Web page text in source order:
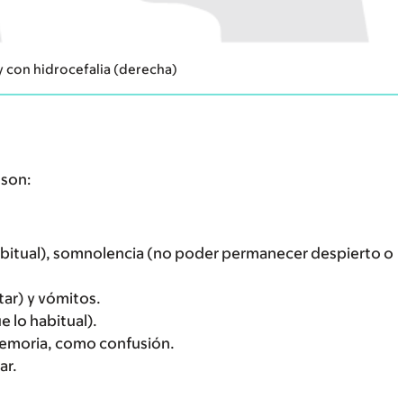
con hidrocefalia (derecha)
somnolencia (no poder permanecer despierto o
y vómitos.
lo habitual).
como confusión.